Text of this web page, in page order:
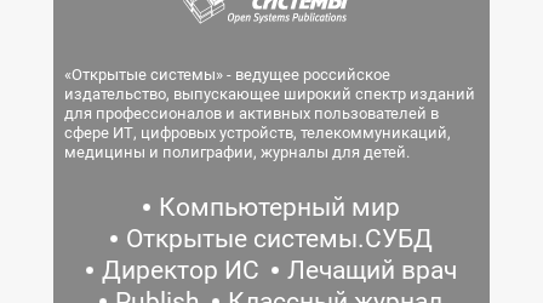
«Открытые системы» - ведущее российское
издательство, выпускающее широкий спектр изданий
для профессионалов и активных пользователей в
сфере ИТ, цифровых устройств, телекоммуникаций,
медицины и полиграфии, журналы для детей.
Компьютерный мир
Открытые системы.СУБД
Директор ИС
Лечащий врач